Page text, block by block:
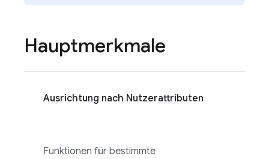
Hauptmerkmale
Ausrichtung nach Nutzerattributen
Funktionen für bestimmte